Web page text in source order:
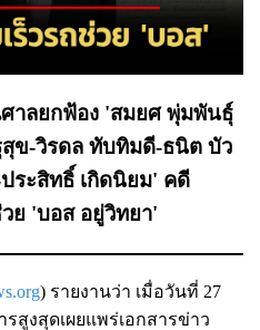
าลยกฟ้อง 'สมยศ พุ่มพันธุ์
สุข-วิรดล ทับทิมดี-ธนิต บัว
ระสิทธิ์ เกิดนิยม' คดี
ย 'บอส อยู่วิทยา'
) รายงานว่า เมื่อวันที่ 27
สูงสุดเผยแพร่เอกสารข่าว